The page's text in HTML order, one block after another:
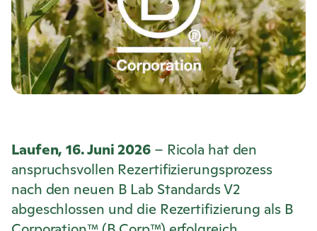
Laufen, 16. Juni 2026– Ricola hat den
anspruchsvollen Rezertifizierungsprozess
nach den neuen B Lab Standards V2
abgeschlossen und die Rezertifizierung als B